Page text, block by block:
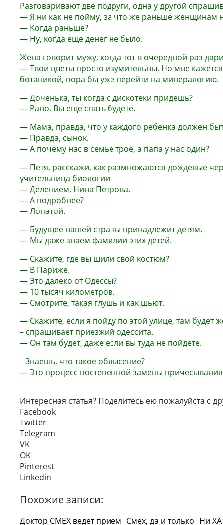
Разговаривают две подруги, одна у другой
— Я ни как не пойму, за что же раньше женщинам
— Когда раньше?
— Ну, когда еще денег не было.
Жена говорит мужу, когда тот в очередной раз
— Твои цветы просто изумительны. Но мне
ботаникой, пора бы уже перейти на минералогию.
— Доченька, ты когда с дискотеки придешь?
— Рано. Вы еще спать будете.
— Мама, правда, что у каждого ребенка должен
— Правда, сынок.
— А почему нас в семье трое, а папа у нас один?
— Петя, расскажи, как размножаются дождевые
учительница биологии.
— Делением, Нина Петрова.
— А подробнее?
— Лопатой.
— Будущее нашей страны принадлежит детям.
— Мы даже знаем фамилии этих детей.
— Скажите, где вы шили свой костюм?
— В Париже.
— Это далеко от Одессы?
— 10 тысяч километров.
— Смотрите, такая глушь и как шьют.
— Скажите, если я пойду по этой улице, там будет
– спрашивает приезжий одессита.
— Он там будет, даже если вы туда не пойдете.
_ Знаешь, что такое облысение?
— Это процесс постепенной замены
Интересная статья? Поделитесь ею пожалуйста с
Facebook
Twitter
Telegram
VK
OK
Pinterest
Linkedin
Похожие записи:
Доктор СМЕХ ведет прием Смех, да и только Ни ХА